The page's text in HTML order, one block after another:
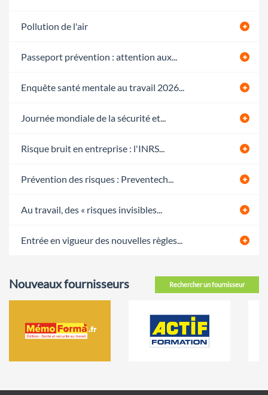
Pollution de l'air
Passeport prévention : attention aux...
Enquête santé mentale au travail 2026...
Journée mondiale de la sécurité et...
Risque bruit en entreprise : l'INRS...
Prévention des risques : Preventech...
Au travail, des « risques invisibles...
Entrée en vigueur des nouvelles règles...
Rechercher un fournisseur
Nouveaux fournisseurs